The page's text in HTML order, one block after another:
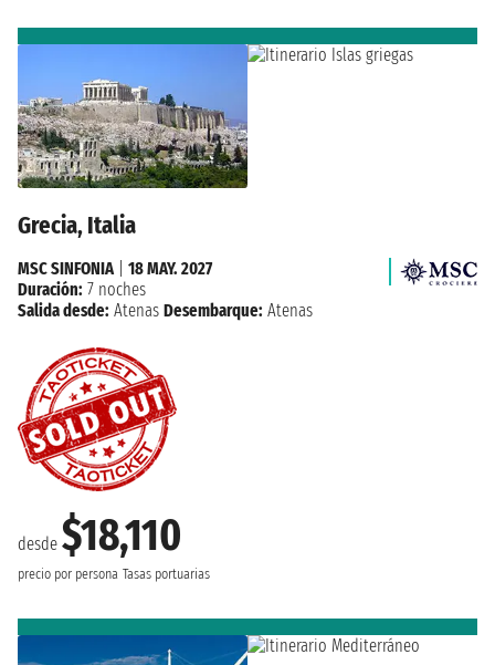
Grecia, Italia
desde $18,110
precio por persona Tasas portuarias
MSC SINFONIA| 18 MAY. 2027
Duración: 7 noches
Salida desde: Atenas Desembarque: Atenas